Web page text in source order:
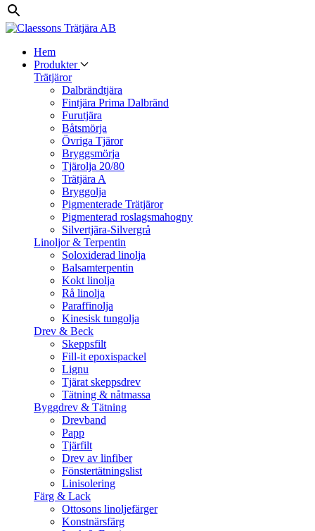
Hem
Produkter
Trätjäror
Dalbrändtjära
Fintjära Prima Dalbränd
Furutjära
Båtsmörja
Övriga Tjäror
Bryggsmörja
Tjärolja 20/80
Trätjära A
Bryggolja
Pigmenterade Trätjäror
Pigmenterad roslagsmahogny
Silvertjära-Silvergrå
Linoljor & Terpentin
Soloxiderad linolja
Balsamterpentin
Kokt linolja
Rå linolja
Paraffinolja
Kinesisk tungolja
Drev & Beck
Skeppsfilt
Fill-it epoxispackel
Lignu
Tjärat skeppsdrev
Tätning & nåtmassa
Byggdrev & Tätning
Drevband
Papp
Tjärfilt
Drev av linfiber
Fönstertätningslist
Linisolering
Färg & Lack
Ottosons linoljefärger
Konstnärsfärg